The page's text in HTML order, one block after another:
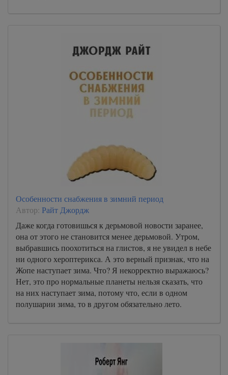
Особенности снабжения в зимний период
Автор: Райт Джордж
Даже когда готовишься к дерьмовой новости заранее,
она от этого не становится менее дерьмовой. Утром,
выбравшись поохотиться на глистов, я не увидел в небе
ни одного хероптерикса. А это верный признак, что на
Жопе наступает зима. Что? Я некорректно выражаюсь?
Нет, это про нормальные планеты нельзя сказать, что
на них наступает зима, потому что, если в одном
полушарии зима, то в другом обязательно лето.